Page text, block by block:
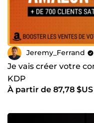
Jeremy_Ferrand
Je vais créer votre
KDP
À partir de 87,78 $US